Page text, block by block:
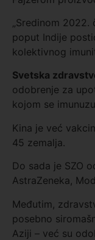
„Sredinom
poput Indije
kolektivnog
Svetska
odobrenje za
kojom se
Kina je već
45 zemalja.
Do sada je SZO
AstraZeneka,
Međutim,
posebno
Aziji – već su